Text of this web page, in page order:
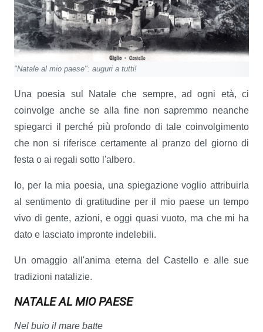
"Natale al mio paese": auguri a tutti!
Una poesia sul Natale che sempre, ad ogni età, ci
coinvolge anche se alla fine non sapremmo neanche
spiegarci il perché più profondo di tale coinvolgimento
che non si riferisce certamente al pranzo del giorno di
festa o ai regali sotto l'albero.
Io, per la mia poesia, una spiegazione voglio attribuirla
al sentimento di gratitudine per il mio paese un tempo
vivo di gente, azioni, e oggi quasi vuoto, ma che mi ha
dato e lasciato impronte indelebili.
Un omaggio all'anima eterna del Castello e alle sue
tradizioni natalizie.
NATALE AL MIO PAESE
Nel buio il mare batte